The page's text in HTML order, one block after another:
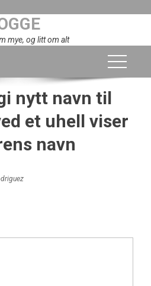
mye, og litt om alt
nytt navn til
et uhell viser
navn